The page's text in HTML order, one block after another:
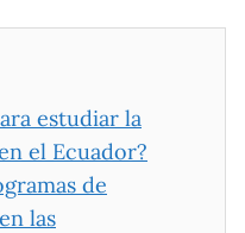
estudiar la
el Ecuador?
de
las